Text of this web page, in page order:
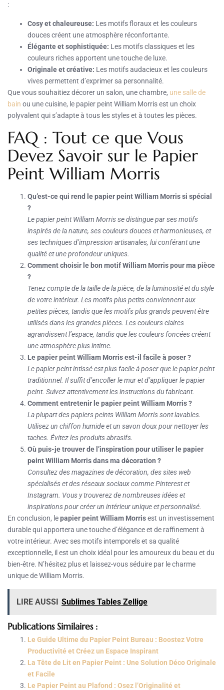
:
Cosy et chaleureuse: Les motifs floraux et les couleurs
douces créent une atmosphère réconfortante.
Élégante et sophistiquée: Les motifs classiques et les
couleurs riches apportent une touche de luxe.
Originale et créative: Les motifs audacieux et les couleurs
vives permettent d’exprimer sa personnalité.
Que vous souhaitiez décorer un salon, une chambre, une salle de
bain ou une cuisine, le papier peint William Morris est un choix
polyvalent qui s’adapte à tous les styles et à toutes les pièces.
FAQ : Tout ce que Vous
Devez Savoir sur le Papier
Peint William Morris
Qu’est-ce qui rend le papier peint William Morris si spécial
?
Le papier peint William Morris se distingue par ses motifs
inspirés de la nature, ses couleurs douces et harmonieuses, et
ses techniques d’impression artisanales, lui conférant une
qualité et une profondeur uniques.
Comment choisir le bon motif William Morris pour ma pièce
?
Tenez compte de la taille de la pièce, de la luminosité et du style
de votre intérieur. Les motifs plus petits conviennent aux
petites pièces, tandis que les motifs plus grands peuvent être
utilisés dans les grandes pièces. Les couleurs claires
agrandissent l’espace, tandis que les couleurs foncées créent
une atmosphère plus intime.
Le papier peint William Morris est-il facile à poser ?
Le papier peint intissé est plus facile à poser que le papier peint
traditionnel. Il suffit d’encoller le mur et d’appliquer le papier
peint. Suivez attentivement les instructions du fabricant.
Comment entretenir le papier peint William Morris ?
La plupart des papiers peints William Morris sont lavables.
Utilisez un chiffon humide et un savon doux pour nettoyer les
taches. Évitez les produits abrasifs.
Où puis-je trouver de l’inspiration pour utiliser le papier
peint William Morris dans ma décoration ?
Consultez des magazines de décoration, des sites web
spécialisés et des réseaux sociaux comme Pinterest et
Instagram. Vous y trouverez de nombreuses idées et
inspirations pour créer un intérieur unique et personnalisé.
En conclusion, lepapier peint William Morrisest un investissement
durable qui apportera une touche d’élégance et de raffinement à
votre intérieur. Avec ses motifs intemporels et sa qualité
exceptionnelle, il est un choix idéal pour les amoureux du beau et du
bien-être. N’hésitez plus et laissez-vous séduire par le charme
unique de William Morris.
LIRE AUSSI Sublimes Tables Zellige
Publications Similaires :
Le Guide Ultime du Papier Peint Bureau : Boostez Votre
Productivité et Créez un Espace Inspirant
La Tête de Lit en Papier Peint : Une Solution Déco Originale
et Facile
Le Papier Peint au Plafond : Osez l’Originalité et